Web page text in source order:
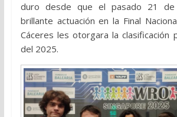
duro desde que el pasado 21 de
brillante actuación en la Final
Cáceres les otorgara la clasificación
del 2025.